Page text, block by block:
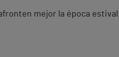
mejor la época